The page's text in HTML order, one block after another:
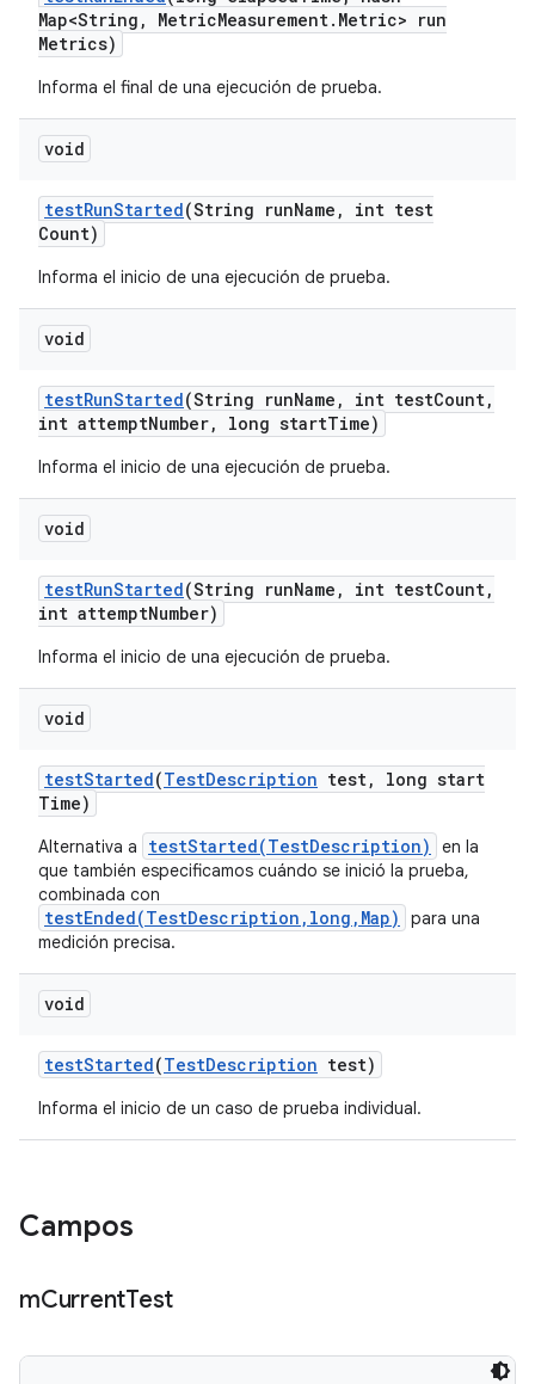
Map<String , MetricMeasurement. Metric> run
Metrics)
Informa el final de una ejecución de prueba.
void
testRunStarted(String runName ,
int test
Count)
Informa el inicio de una ejecución de prueba.
void
testRunStarted(String runName , int testCount,
int attemptNumber, long startTime)
Informa el inicio de una ejecución de prueba.
void
testRunStarted(String runName , int testCount,
int attemptNumber)
Informa el inicio de una ejecución de prueba.
void
testStarted(TestDescription test,
long start
Time)
Alternativa a testStarted(TestDescription)
en la
que también especificamos cuándo se inició la prueba,
combinada con
testEnded(TestDescription,long,Map)
para una
medición precisa.
void
testStarted(TestDescription test)
Informa el inicio de un caso de prueba individual.
Campos
mCurrentTest